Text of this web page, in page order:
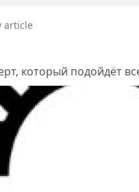
article
который подойдёт